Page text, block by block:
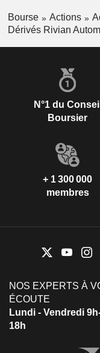
Bourse Actions
Dérivés Rivian
N°1 du Conseil
Boursier
+ 1 300 000
membres
NOS EXPERTS À
ÉCOUTE
Lundi - Vendredi
18h